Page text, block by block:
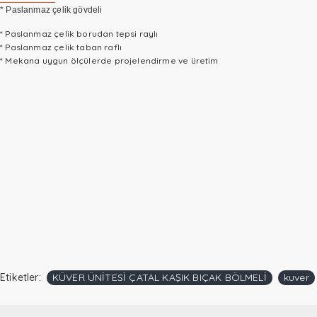
* Paslanmaz çelik gövdeli
* Paslanmaz çelik borudan tepsi raylı
* Paslanmaz çelik taban raflı
* Mekana uygun ölçülerde projelendirme ve üretim
Etiketler: KÜVER ÜNİTESİ ÇATAL KAŞIK BIÇAK BÖLMELİ kuver